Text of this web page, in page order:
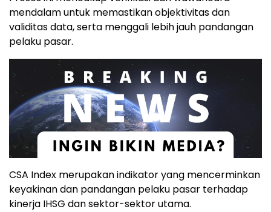
mendalam untuk memastikan objektivitas dan
validitas data, serta menggali lebih jauh pandangan
pelaku pasar.
CSA Index merupakan indikator yang mencerminkan
keyakinan dan pandangan pelaku pasar terhadap
kinerja IHSG dan sektor-sektor utama.